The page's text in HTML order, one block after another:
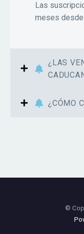
Las
meses desde
¿LAS
¿CÓMO
©